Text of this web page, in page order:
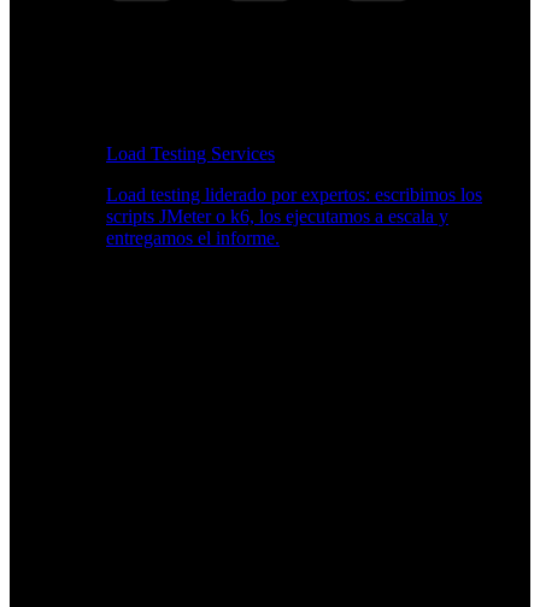
Load Testing Services
Load testing liderado por expertos: escribimos los
scripts JMeter o k6, los ejecutamos a escala y
entregamos el informe.